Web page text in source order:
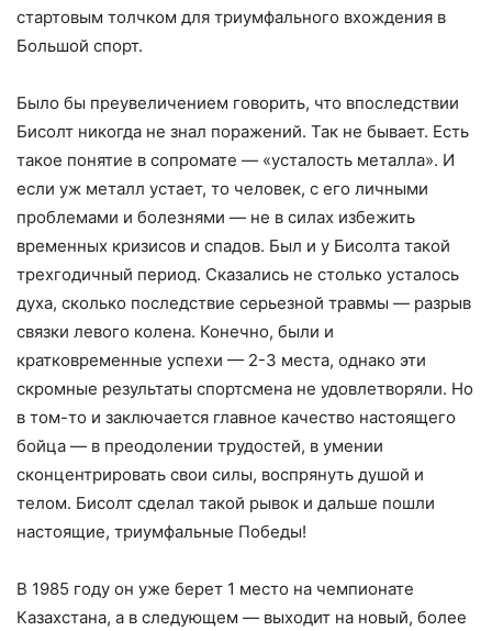
стартовым толчком для триумфального вхождения в
Большой спорт.
Было бы преувеличением говорить, что впоследствии
Бисолт никогда не знал поражений. Так не бывает. Есть
такое понятие в сопромате — «усталость металла». И
если уж металл устает, то человек, с его личными
проблемами и болезнями — не в силах избежить
временных кризисов и спадов. Был и у Бисолта такой
трехгодичный период. Сказались не столько усталось
духа, сколько последствие серьезной травмы — разрыв
связки левого колена. Конечно, были и
кратковременные успехи — 2-3 места, однако эти
скромные результаты спортсмена не удовлетворяли. Но
в том-то и заключается главное качество настоящего
бойца — в преодолении трудостей, в умении
сконцентрировать свои силы, воспрянуть душой и
телом. Бисолт сделал такой рывок и дальше пошли
настоящие, триумфальные Победы!
В 1985 году он уже берет 1 место на чемпионате
Казахстана, а в следующем — выходит на новый, более